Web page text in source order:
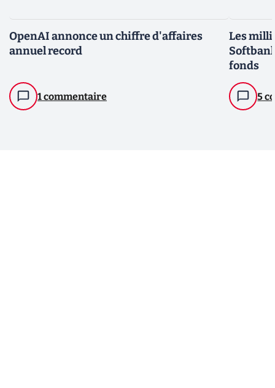
OpenAI annonce un chiffre d'affaires
annuel record
1 commentaire
Les
fonds
5